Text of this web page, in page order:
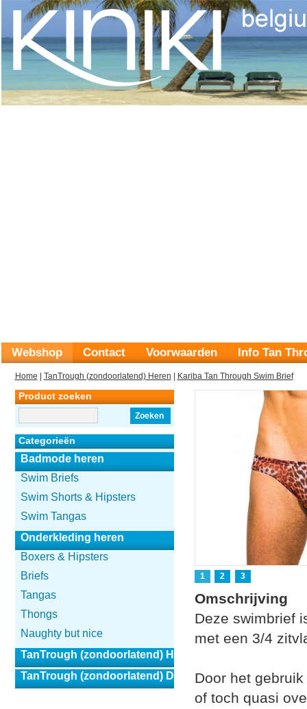
Webshop Contact Voorwaarden Info Tan
Home TanTrough (zondoorlatend) Heren Kariba Tan Through Swim Brief
Product zoeken
Zoeken
Categorieën
Badmode heren
Swim Briefs
Swim Shorts & Hipsters
Swim Tangas
Onderkleding heren
Boxers & Hipsters
Briefs
Tangas
Thongs
Naughty but nice
TanTrough (zondoorlatend) Heren
TanTrough (zondoorlatend) Dames
1 2 3
Omschrijving
Deze swimbrief
met een 3/4
Door het
of toch quasi